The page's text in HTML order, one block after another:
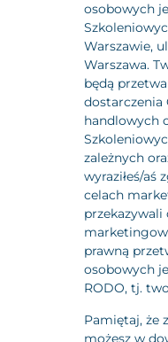
osobowych
Warszawie,
Warszawa.
będą
dostarczenia
handlowych
zależnych
wyraziłeś/aś
celach
przekazywali
prawną
osobowych
RODO, tj.
Pamiętaj, że
możesz w